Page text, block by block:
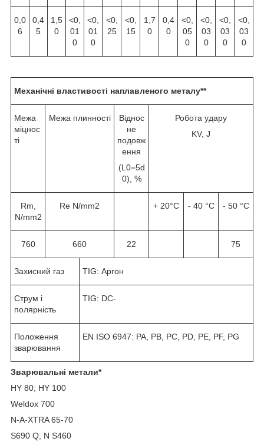
0,0
6
0,4
5
1,5
0
<0,
01
0
<0,
01
0
<0,
25
<0,
15
1,7
0
0,4
0
<0,
05
0
<0,
03
0
<0,
03
0
<0,
03
0
Механічні властивості наплавленого металу**
Межа
міцнос
ті
Межа плинності
Віднос
не
подовж
ення
(L 0=5d
0), %
Робота удару
KV, J
Rm,
N/mm2
Re N/mm2 + 20°C - 40 °C - 50 °C
760 660 22 75
Захисний газ TIG: Аргон
Струм і
полярність
TIG: DC-
Положення
зварювання
EN ISO 6947: PA, PB, PC, PD, PE, PF, PG
Зварювальні метали*
HY 80; HY 100
Weldox 700
N-A-XTRA 65-70
S690 Q, N S460